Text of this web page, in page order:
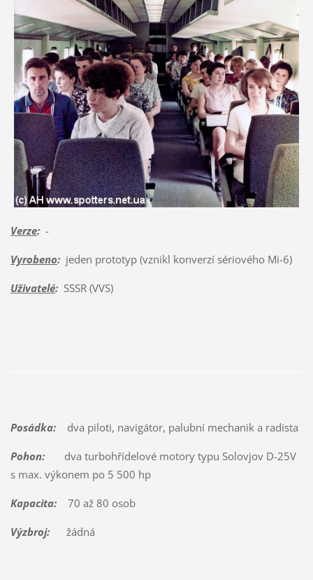
Verze:-
Vyrobeno:jeden prototyp (vznikl konverzí sériového Mi-6)
Uživatelé:SSSR (VVS)
Posádka:dva piloti, navigátor, palubní mechanik a radista
Pohon:dva turbohřídelové motory typu Solovjov D-25V
s max. výkonem po 5 500 hp
Kapacita:70 až 80 osob
Výzbroj:žádná